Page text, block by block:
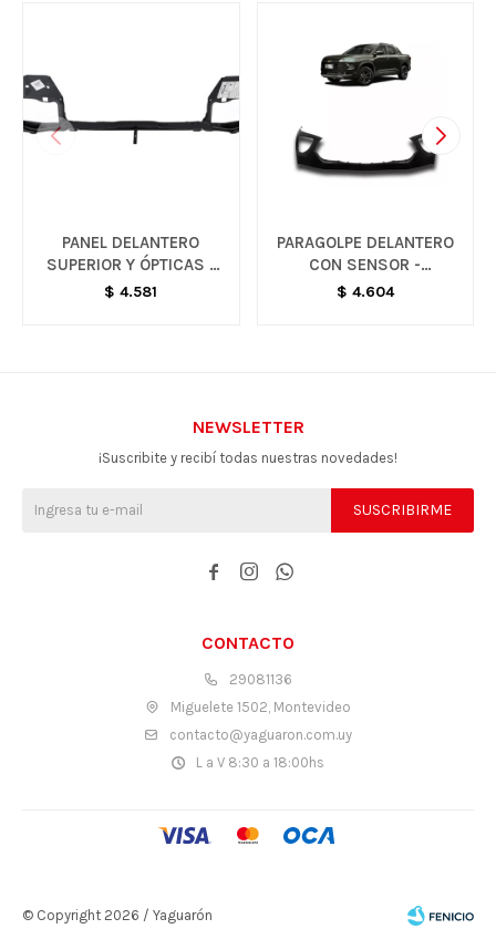
PANEL DELANTERO
SUPERIOR Y ÓPTICAS -
CORSA
$ 4.581
PARAGOLPE DELANTERO
CON SENSOR -
MONTANA
$ 4.604
CONTACTO
29081136
Miguelete 1502, Montevideo
contacto@yaguaron.com.uy
L a V 8:30 a 18:00hs
NEWSLETTER
¡Suscribite y recibí todas nuestras novedades!
SUSCRIBIRME
  
© Copyright 2026 / Yaguarón